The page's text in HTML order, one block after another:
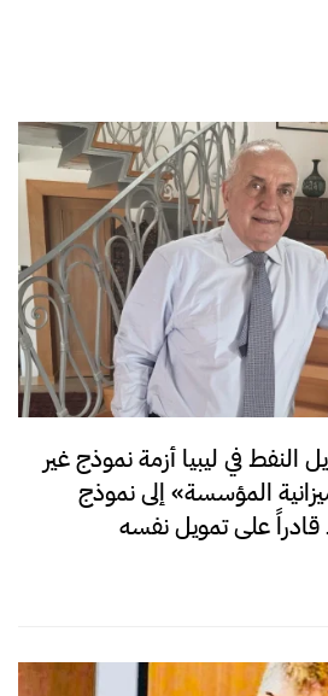
في ليبيا أزمة نموذج غير
المؤسسة» إلى نموذج
على تمويل نفسه